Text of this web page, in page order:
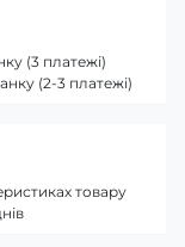
(3 платежі)
(2-3 платежі)
товару